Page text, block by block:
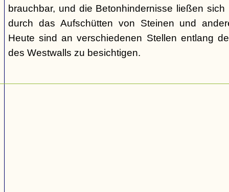
brauchbar, und die Betonhindernisse ließen
durch das Aufschütten von Steinen und
Heute sind an verschiedenen Stellen entlang
des Westwalls zu besichtigen.